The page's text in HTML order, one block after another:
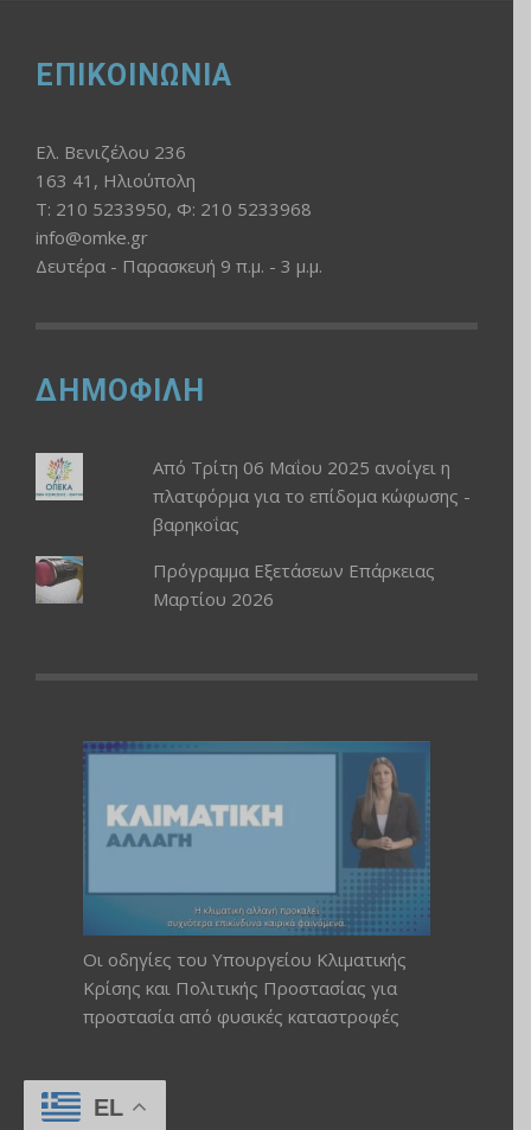
ΕΠΙΚΟΙΝΩΝΙΑ
Ελ. Βενιζέλου 236
163 41, Ηλιούπολη
Τ: 210 5233950, Φ: 210 5233968
info@omke.gr
Δευτέρα - Παρασκευή 9 π.μ. - 3 μ.μ.
ΔΗΜΟΦΙΛΗ
Από Τρίτη 06 Μαΐου 2025 ανοίγει η
πλατφόρμα για το επίδομα κώφωσης -
βαρηκοΐας
Πρόγραμμα Εξετάσεων Επάρκειας
Μαρτίου 2026
Οι οδηγίες του Υπουργείου Κλιματικής
Κρίσης και Πολιτικής Προστασίας για
προστασία από φυσικές καταστροφές
EL